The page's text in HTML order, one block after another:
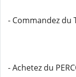
- Commandez du
- Achetez du